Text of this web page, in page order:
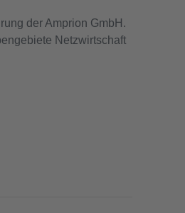
der Amprion GmbH.
Netzwirtschaft